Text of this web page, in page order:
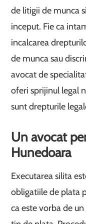
de litigii de munca
inceput. Fie ca
incalcarea
de munca sau
avocat de
oferi sprijinul legal
sunt drepturile
Un avocat
Hunedoara
Executarea silita
obligatiile de plata
ca este vorba de